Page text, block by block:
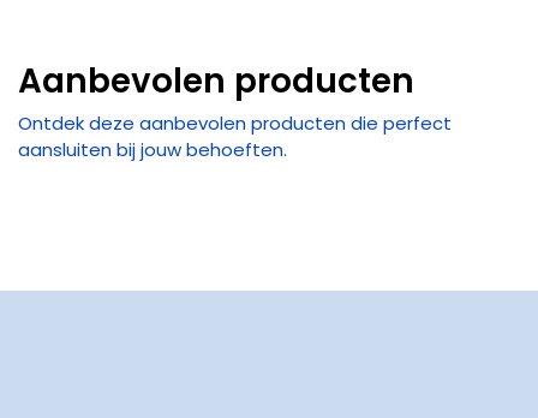
Aanbevolen producten
Ontdek deze aanbevolen producten die perfect
aansluiten bij jouw behoeften.